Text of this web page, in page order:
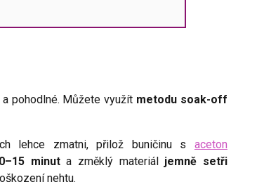
pohodlné. Můžete využít metodu soak-off
lehce zmatni, přilož buničinu s aceton
minuta změklý materiál jemně setři
nehtu.